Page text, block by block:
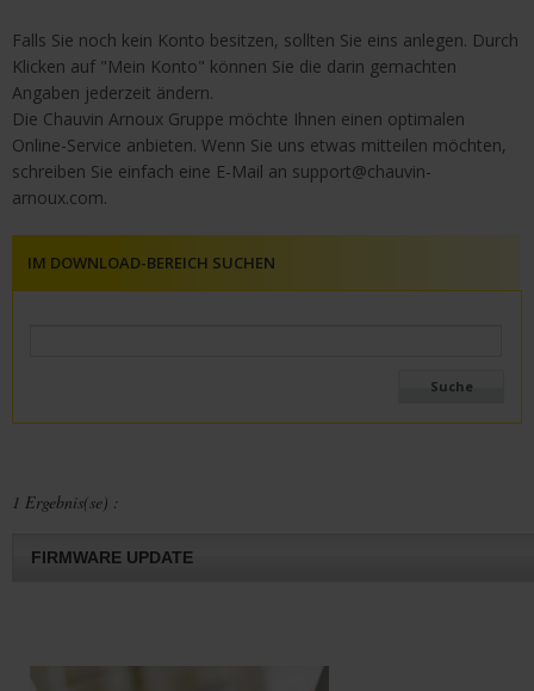
Falls Sie noch kein Konto besitzen, sollten Sie eins anlegen. Durch
Klicken auf "Mein Konto" können Sie die darin gemachten
Angaben jederzeit ändern.
Die Chauvin Arnoux Gruppe möchte Ihnen einen optimalen
Online-Service anbieten. Wenn Sie uns etwas mitteilen möchten,
schreiben Sie einfach eine E-Mail an support@chauvin-
arnoux.com.
IM DOWNLOAD-BEREICH SUCHEN
1 Ergebnis(se) :
FIRMWARE UPDATE